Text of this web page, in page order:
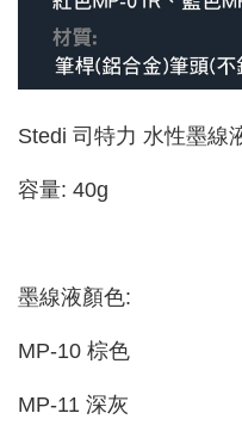
Stedi 司特力 水性墨線
容量: 40g
墨線液顏色:
MP-10 棕色
MP-11 深灰